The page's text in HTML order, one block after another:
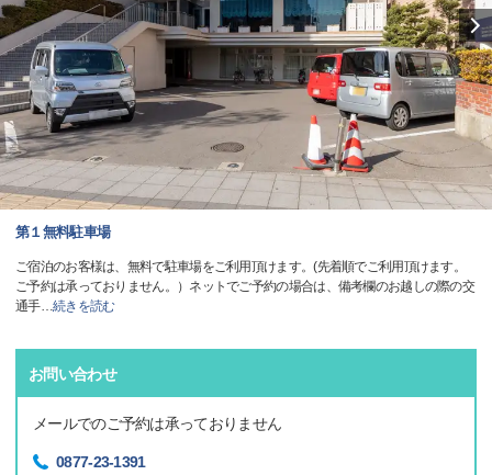
第１無料駐車場
ご宿泊のお客様は、無料で駐車場をご利用頂けます。(先着順でご利用頂けます。
ご予約は承っておりません。）ネットでご予約の場合は、備考欄のお越しの際の交
通手…続きを読む
お問い合わせ
メールでのご予約は承っておりません
0877-23-1391